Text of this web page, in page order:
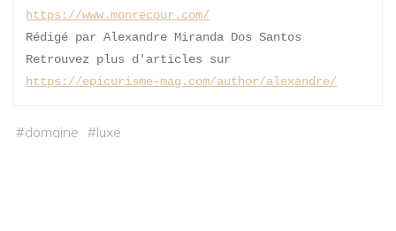
https://www.monrecour.com/
Rédigé par Alexandre Miranda Dos Santos
https://epicurisme-mag.com/author/alexandre/
#domaine #luxe